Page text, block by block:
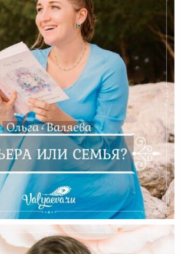
Карьера Или Семья?